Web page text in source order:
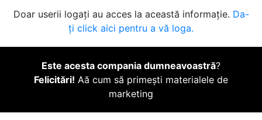
Doar userii logați au acces la această informație. Da-
ți click aici pentru a vă loga.
Este acesta compania dumneavoastră?
Felicitări! Aă cum să primești materialele de
marketing